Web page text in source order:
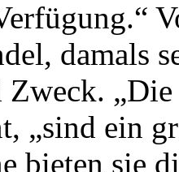
damals
„sind ein
bieten sie